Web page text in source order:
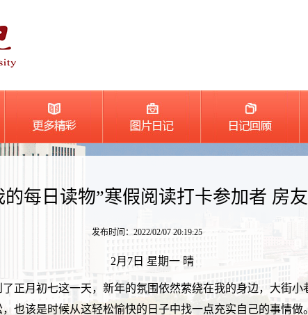
的每日读物”寒假阅读打卡参加者 房
发布时间：2022/02/07 20:19:25
2月7日 星期一 晴
正月初七这一天，新年的氛围依然萦绕在我的身边，大街
也该是时候从这轻松愉快的日子中找一点充实自己的事情做